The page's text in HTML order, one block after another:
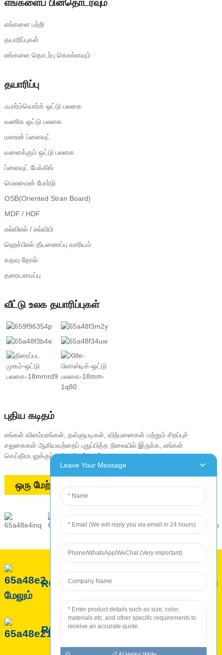
எங்களைப் பின்தொடரவும்
எங்களை பற்றி
தயாரிப்புகள்
எங்களை தொடர்பு கொள்ளவும்
தயாரிப்பு
ஃபார்ம்வொர்க் ஒட்டு பலகை
வணிக ஒட்டு பலகை
மரைன் ப்ளைவுட்
வளைக்கும் ஒட்டு பலகை
ப்ளைவுட் பேக்கிங்
மெலமைன் போர்டு
OSB(Oriented Stran Board)
MDF / HDF
எல்விஎல் / எல்விபி
ஹெச்பிஎல் தீயணைப்பு வாரியம்
கதவு தோல்
தரையமைப்பு
வீட்டு உலக தயாரிப்புகள்
புதிய கடிதம்
எங்கள் விளம்பரங்கள், தள்ளுபடிகள், விற்பனைகள் மற்றும் சிறப்புச்
சலுகைகள் ஆகியவற்றைப் புதுப்பித்த நிலையில் இருக்க, எங்கள்
செய்திமடலுக்குப் பதிவு செய்யவும்
ஒரு மேற்கோளைக் கோரவும்
ROC பற்றி ROC சேவை
ROC உற்பத்தி
Leave Your Message